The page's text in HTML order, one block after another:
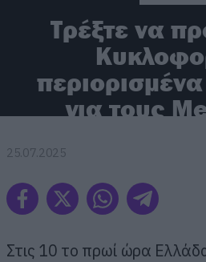
Τρέξτε να
περιορισμένα
για τους
25.07.2025
Στις 10 το πρωί ώρα